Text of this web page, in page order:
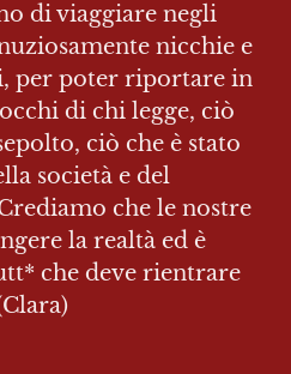
di viaggiare negli
nicchie e
per poter riportare in
di chi legge, ciò
ciò che è stato
società e del
che le nostre
la realtà ed è
che deve rientrare